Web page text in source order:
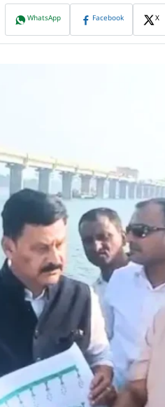
WhatsApp Facebook X